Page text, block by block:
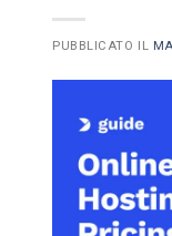
PUBBLICATO IL